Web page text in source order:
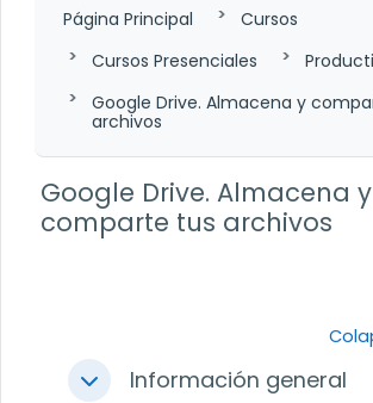
Página Principal
Cursos
Cursos Presenciales
Google Drive. Almacena y
archivos
Google Drive. Almacena y
comparte tus archivos
ColapsarInformación general